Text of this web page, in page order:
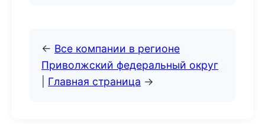
← Все компании в регионе
Приволжский федеральный округ
Главная страница →